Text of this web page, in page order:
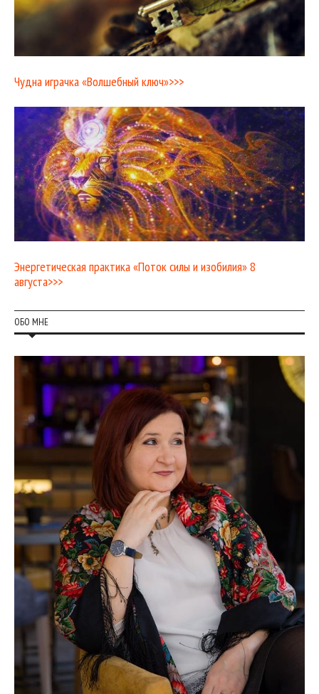
Чудна играчка «Волшебный ключ»>>>
Энергетическая практика «Поток силы и изобилия» 8
августа>>>
ОБО МНЕ